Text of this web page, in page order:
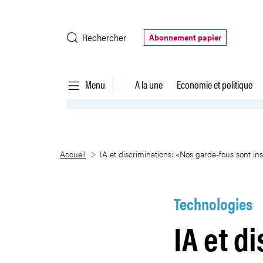
Rechercher
Abonnement papier
Menu A la une Economie et politique
IA et discriminations: «Nos
Accueil IA et discriminations: «Nos garde-fous sont
Technologies
IA et